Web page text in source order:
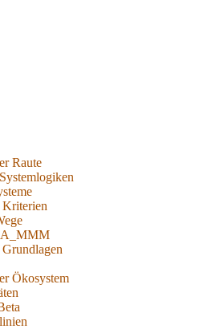
Raute
A_MMM
Ökosystem